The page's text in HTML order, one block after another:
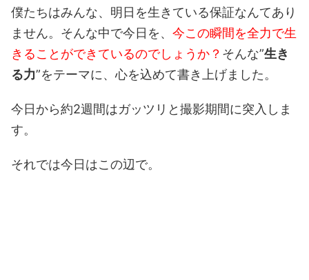
僕たちはみんな、明日を生きている保証なんてあり
ません。そんな中で今日を、 今この瞬間を全力で生
きることができているのでしょうか？ そんな”生き
る力”をテーマに、心を込めて書き上げました。
今日から約2週間はガッツリと撮影期間に突入しま
す。
それでは今日はこの辺で。